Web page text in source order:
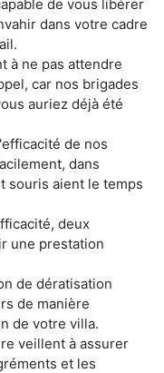
de vous libérer
dans votre cadre
à ne pas attendre
car nos brigades
auriez déjà été
de nos
dans
souris aient le temps
deux
une prestation
de dératisation
de manière
de votre villa.
veillent à assurer
et les